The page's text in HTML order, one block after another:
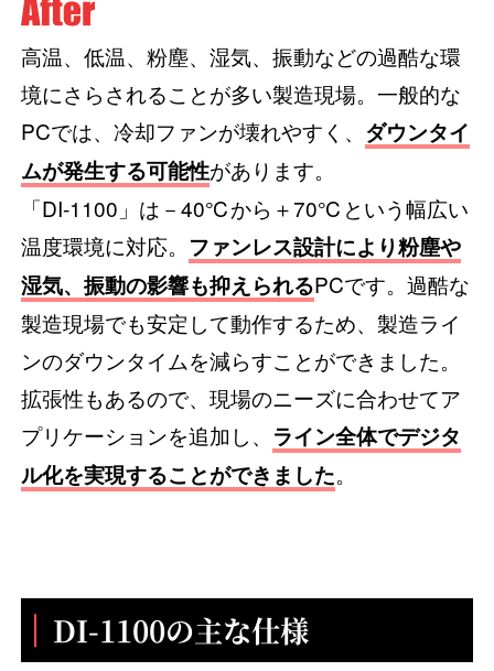
高温、低温、粉塵、湿気、振動などの過酷な環
境にさらされることが多い製造現場。一般的な
PCでは、冷却ファンが壊れやすく、 ダウンタイ
ムが発生する可能性があります。
「DI-1100」は－40℃から＋70℃という幅広い
温度環境に対応。 ファンレス設計により粉塵や
湿気、振動の影響も抑えられるPCです。過酷な
製造現場でも安定して動作するため、製造ライ
ンのダウンタイムを減らすことができました。
拡張性もあるので、現場のニーズに合わせてア
プリケーションを追加し、 ライン全体でデジタ
ル化を実現することができました。
DI-1100の主な仕様